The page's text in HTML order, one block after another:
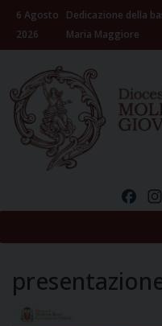
Skip
content
6 Agosto
2026
Dedicazione della
Maria Maggiore